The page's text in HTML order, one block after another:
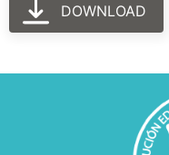
DOWNLOAD